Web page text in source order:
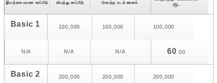
இயற்கை மரண காப்பீடு விபத்து காப்பீடு மொத்த உடல் ஊனம்
ரூ.
Basic 1 100,000 100,000 100,000
N/A N/A N/A 60 .00
Basic 2 200,000 200,000 200,000